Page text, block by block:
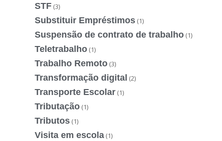
STF (3)
Substituir Empréstimos (1)
Suspensão de contrato de trabalho (1)
Teletrabalho (1)
Trabalho Remoto (3)
Transformação digital (2)
Transporte Escolar (1)
Tributação (1)
Tributos (1)
Visita em escola (1)